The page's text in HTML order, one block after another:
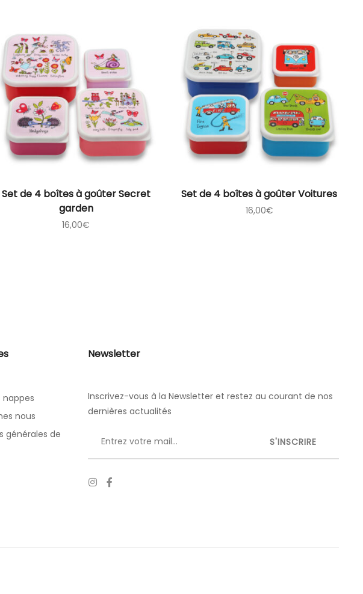
Set de 4 boîtes à goûter Secret
garden
16,00€
Set de 4 boîtes à goûter Voitures
16,00€
nappes
nous
générales de
Newsletter
Inscrivez-vous à la Newsletter et restez au courant de nos
dernières actualités